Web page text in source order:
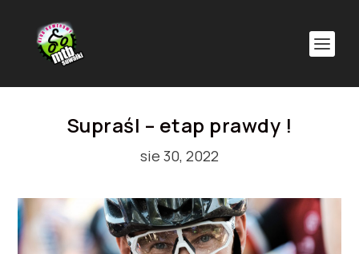
Supraśl – etap prawdy !
sie 30, 2022